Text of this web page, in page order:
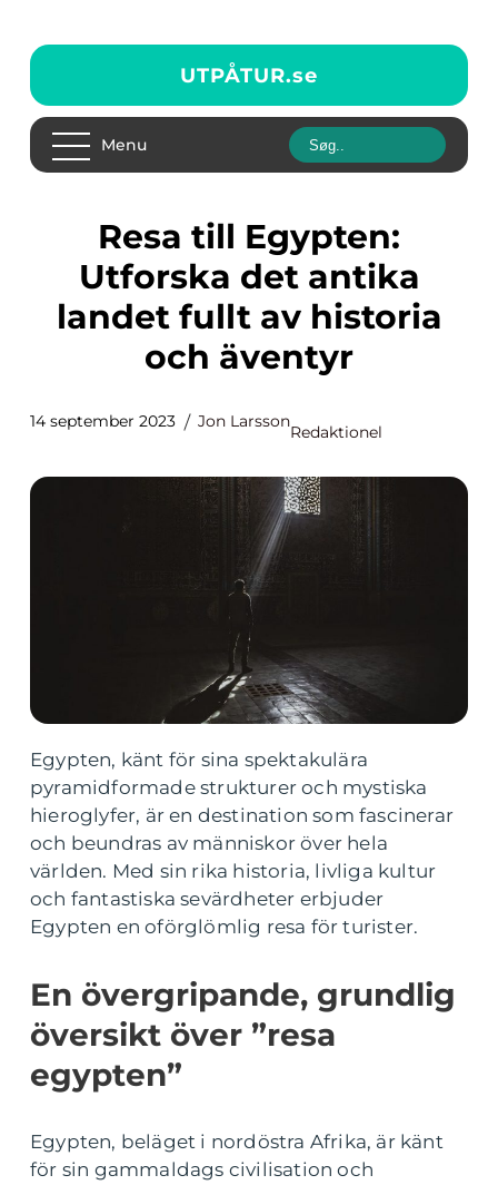
UTPÅTUR.se
Menu
Resa till Egypten:
Utforska det antika
landet fullt av historia
och äventyr
14 september 2023 Jon Larsson
Redaktionel
Egypten, känt för sina spektakulära
pyramidformade strukturer och mystiska
hieroglyfer, är en destination som fascinerar
och beundras av människor över hela
världen. Med sin rika historia, livliga kultur
och fantastiska sevärdheter erbjuder
Egypten en oförglömlig resa för turister.
En övergripande, grundlig
översikt över ”resa
egypten”
Egypten, beläget i nordöstra Afrika, är känt
för sin gammaldags civilisation och